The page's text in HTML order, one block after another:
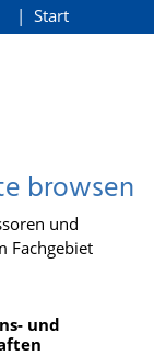
Start
browsen
und
Fachgebiet
und